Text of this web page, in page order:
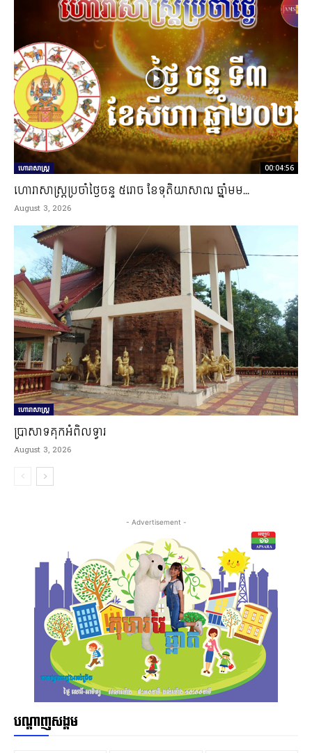
ហោរាសាស្ត្រ 00:04:56
ហោរាសាស្រ្តប្រចាំថ្ងៃចន្ទ ៥រោច ខែទុតិយាសាឍ ឆ្នាំមម...
August 3, 2026
ហោរាសាស្ត្រ
ប្រាសាទគុកអំពិលទ្វារ
August 3, 2026
- Advertisement -
បណ្ដាញសង្គម